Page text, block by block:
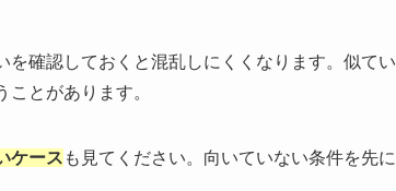
確認しておくと混乱しにくくなります。似てい
とがあります。
ケース も見てください。向いていない条件を先に